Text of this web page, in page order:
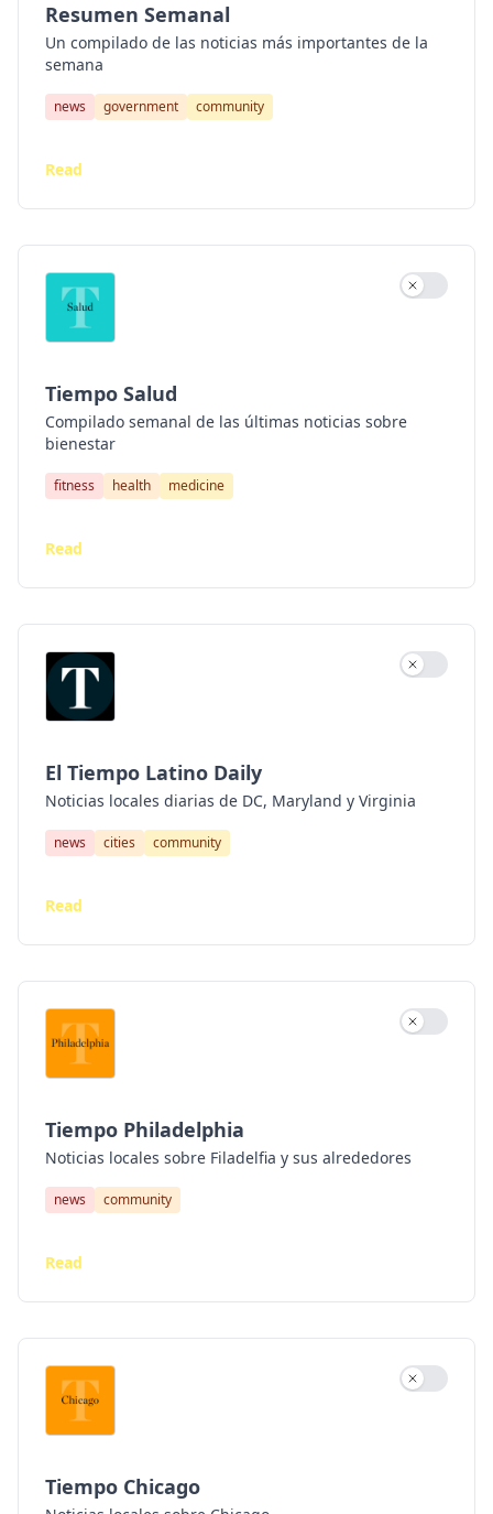
Resumen Semanal
Un compilado de las noticias más importantes de la
semana
news government community
Read
Tiempo Salud
Compilado semanal de las últimas noticias sobre
bienestar
fitness health medicine
Read
Use
El Tiempo Latino Daily
Noticias locales diarias de DC, Maryland y Virginia
news cities community
Read
Use
Tiempo Philadelphia
Noticias locales sobre Filadelfia y sus alrededores
news community
Read
Use
Tiempo Chicago
Use